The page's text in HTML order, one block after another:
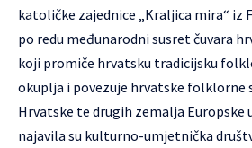
katoličke zajednice „Kraljica mira“ iz
po redu međunarodni susret čuvara
koji promiče hrvatsku tradicijsku
okuplja i povezuje hrvatske folklorne
Hrvatske te drugih zemalja Europske
najavila su kulturno-umjetnička